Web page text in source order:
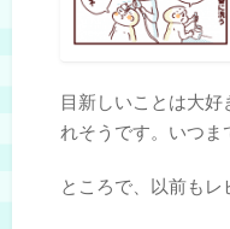
目新しいことは大
れそうです。いつ
ところで、以前もレ